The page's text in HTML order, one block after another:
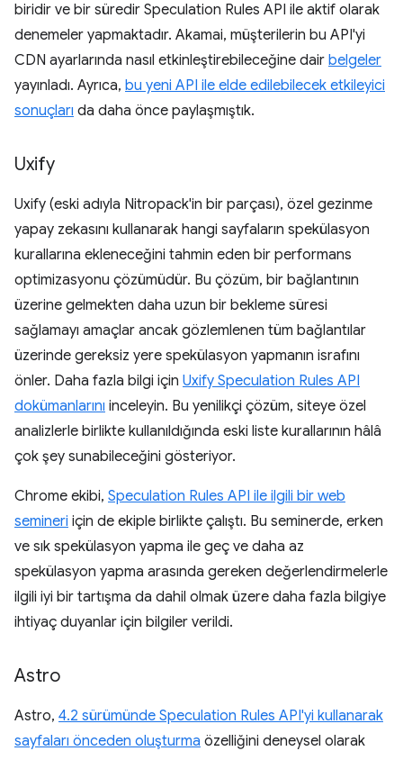
biridir ve bir süredir Speculation Rules API ile aktif olarak
denemeler yapmaktadır. Akamai, müşterilerin bu API'yi
CDN ayarlarında nasıl etkinleştirebileceğine dair belgeler
yayınladı. Ayrıca, bu yeni API ile elde edilebilecek etkileyici
sonuçları da daha önce paylaşmıştık.
Uxify
Uxify (eski adıyla Nitropack'in bir parçası), özel gezinme
yapay zekasını kullanarak hangi sayfaların spekülasyon
kurallarına ekleneceğini tahmin eden bir performans
optimizasyonu çözümüdür. Bu çözüm, bir bağlantının
üzerine gelmekten daha uzun bir bekleme süresi
sağlamayı amaçlar ancak gözlemlenen tüm bağlantılar
üzerinde gereksiz yere spekülasyon yapmanın israfını
önler. Daha fazla bilgi için Uxify Speculation Rules API
dokümanlarını inceleyin. Bu yenilikçi çözüm, siteye özel
analizlerle birlikte kullanıldığında eski liste kurallarının hâlâ
çok şey sunabileceğini gösteriyor.
Chrome ekibi, Speculation Rules API ile ilgili bir web
semineri için de ekiple birlikte çalıştı. Bu seminerde, erken
ve sık spekülasyon yapma ile geç ve daha az
spekülasyon yapma arasında gereken değerlendirmelerle
ilgili iyi bir tartışma da dahil olmak üzere daha fazla bilgiye
ihtiyaç duyanlar için bilgiler verildi.
Astro
Astro, 4.2 sürümünde Speculation Rules API'yi kullanarak
sayfaları önceden oluşturma özelliğini deneysel olarak